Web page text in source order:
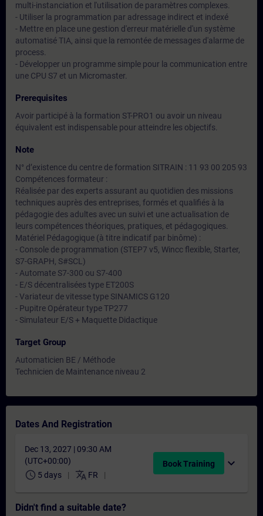
multi-instanciation et l'utilisation de paramètres complexes.
- Utiliser la programmation par adressage indirect et indexé
- Mettre en place une gestion d'erreur matérielle d'un système
automatisé TIA, ainsi que la remontée de messages d'alarme de
process.
- Développer un programme simple pour la communication entre
une CPU S7 et un Micromaster.
Prerequisites
Avoir participé à la formation ST-PRO1 ou avoir un niveau
équivalent est indispensable pour atteindre les objectifs.
Note
N° d’existence du centre de formation SITRAIN : 11 93 00 205 93
Compétences formateur :
Réalisée par des experts assurant au quotidien des missions
techniques auprès des entreprises, formés et qualifiés à la
pédagogie des adultes avec un suivi et une actualisation de
leurs compétences théoriques, pratiques, et pédagogiques.
Matériel Pédagogique (à titre indicatif par binôme) :
- Console de programmation (STEP7 v5, Wincc flexible, Starter,
S7-GRAPH, S#SCL)
- Automate S7-300 ou S7-400
- E/S décentralisées type ET200S
- Variateur de vitesse type SINAMICS G120
- Pupitre Opérateur type TP277
- Simulateur E/S + Maquette Didactique
Target Group
Automaticien BE / Méthode
Technicien de Maintenance niveau 2
Dates And Registration
Dec 13, 2027 | 09:30 AM
(UTC+00:00)
schedule 5 days translate FR
Book Training expand_more
Didn't find a suitable date?